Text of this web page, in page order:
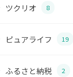
ツクリオ 8
ピュアライフ 19
ふるさと納税 2